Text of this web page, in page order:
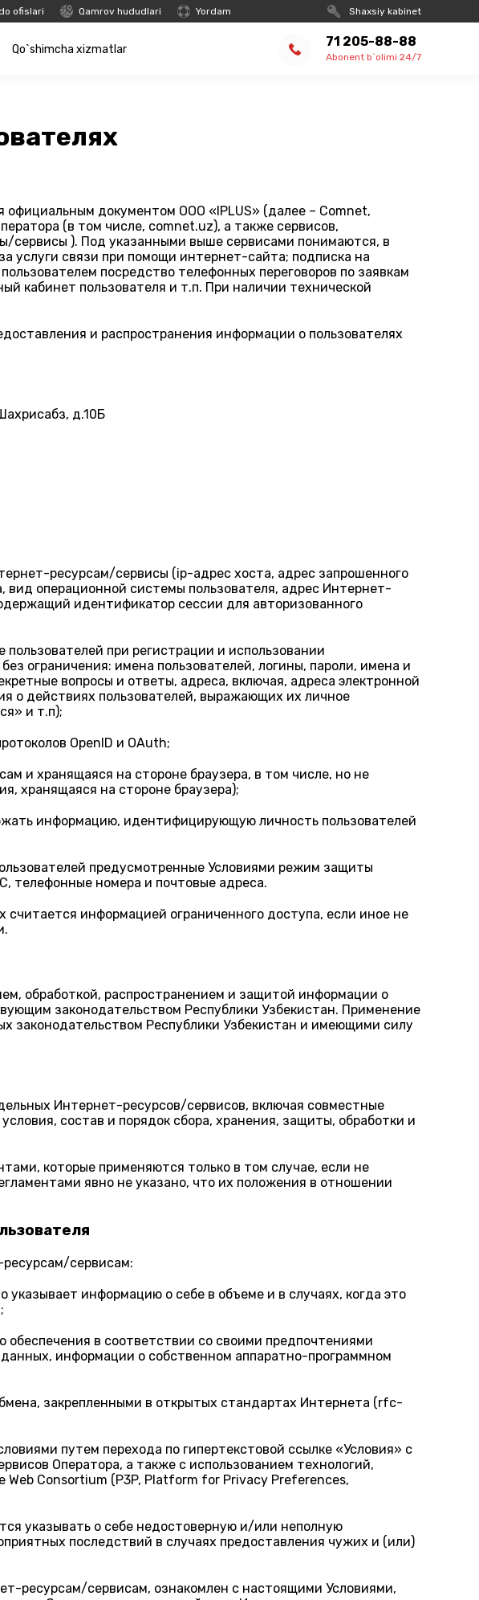
ofislari Qamrov hududlari Yordam Shaxsiy kabinet
Qo`shimcha xizmatlar 71 205-88-88
Abonent b`olimi 24/7
документом OOO «IPLUS» (далее – Comnet,
(в том числе, comnet.uz), а также сервисов,
сервисы ). Под указанными выше сервисами понимаются, в
услуги связи при помощи интернет-сайта; подписка на
посредство телефонных переговоров по заявкам
кабинет пользователя и т.п. При наличии технической
и распространения информации о пользователях
д.10Б
ресурсам/сервисы (ip-адрес хоста, адрес запрошенного
вид операционной системы пользователя, адрес Интернет-
идентификатор сессии для авторизованного
при регистрации и использовании
ограничения: имена пользователей, логины, пароли, имена и
вопросы и ответы, адреса, включая, адреса электронной
о действиях пользователей, выражающих их личное
и т.п);
OpenID и OAuth;
и хранящаяся на стороне браузера, в том числе, но не
хранящаяся на стороне браузера);
информацию, идентифицирующую личность пользователей
предусмотренные Условиями режим защиты
телефонные номера и почтовые адреса.
информацией ограниченного доступа, если иное не
обработкой, распространением и защитой информации о
законодательством Республики Узбекистан. Применение
законодательством Республики Узбекистан и имеющими силу
Интернет-ресурсов/сервисов, включая совместные
состав и порядок сбора, хранения, защиты, обработки и
которые применяются только в том случае, если не
явно не указано, что их положения в отношении
сервисам:
информацию о себе в объеме и в случаях, когда это
обеспечения в соответствии со своими предпочтениями
информации о собственном аппаратно-программном
закрепленными в открытых стандартах Интернета (rfc-
путем перехода по гипертекстовой ссылке «Условия» с
Оператора, а также с использованием технологий,
Consortium (P3P, Platform for Privacy Preferences,
указывать о себе недостоверную и/или неполную
последствий в случаях предоставления чужих и (или)
ресурсам/сервисам, ознакомлен с настоящими Условиями,